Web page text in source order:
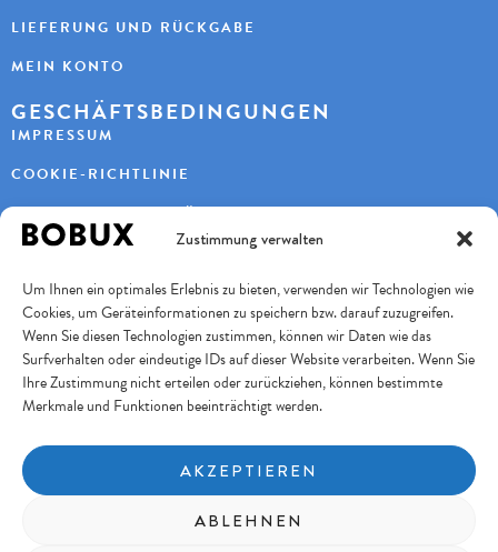
Zustimmung verwalten
Um Ihnen ein optimales Erlebnis zu bieten, verwenden wir Technologien wie
Cookies, um Geräteinformationen zu speichern bzw. darauf zuzugreifen.
Wenn Sie diesen Technologien zustimmen, können wir Daten wie das
Surfverhalten oder eindeutige IDs auf dieser Website verarbeiten. Wenn Sie
Ihre Zustimmung nicht erteilen oder zurückziehen, können bestimmte
Merkmale und Funktionen beeinträchtigt werden.
AKZEPTIEREN
ABLEHNEN
LIEFERUNG UND RÜCKGABE
MEIN KONTO
GESCHÄFTSBEDINGUNGEN
IMPRESSUM
COOKIE-RICHTLINIE
DATENSCHUTZERKLÄRUNG
KAYBEE AG
TURBENWEG 9
3073 GÜMLIGEN
+41 31 951 11 10
INFO@BOBUXSCHWEIZ.CH
FOLGE UNS